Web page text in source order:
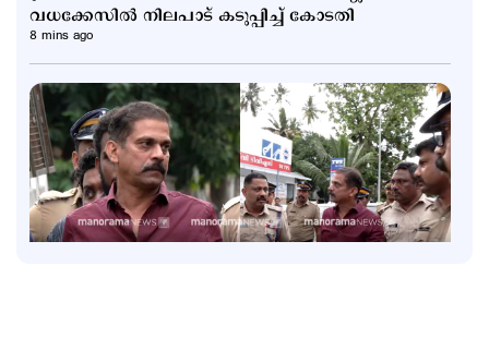
വധക്കേസില്‍ നിലപാട് കടുപ്പിച്ച് കോടതി
8 mins ago